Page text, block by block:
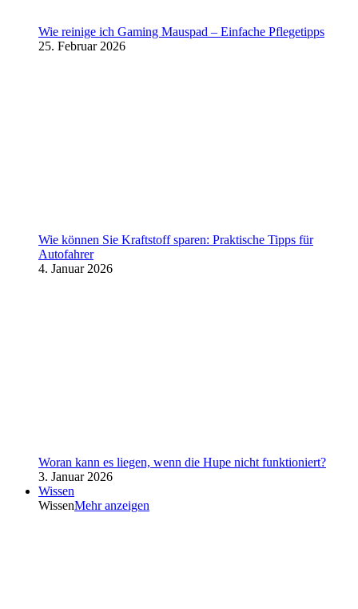
Wie reinige ich Gaming Mauspad – Einfache Pflegetipps
25. Februar 2026
Wie können Sie Kraftstoff sparen: Praktische Tipps für
Autofahrer
4. Januar 2026
Woran kann es liegen, wenn die Hupe nicht funktioniert?
3. Januar 2026
Wissen
WissenMehr anzeigen